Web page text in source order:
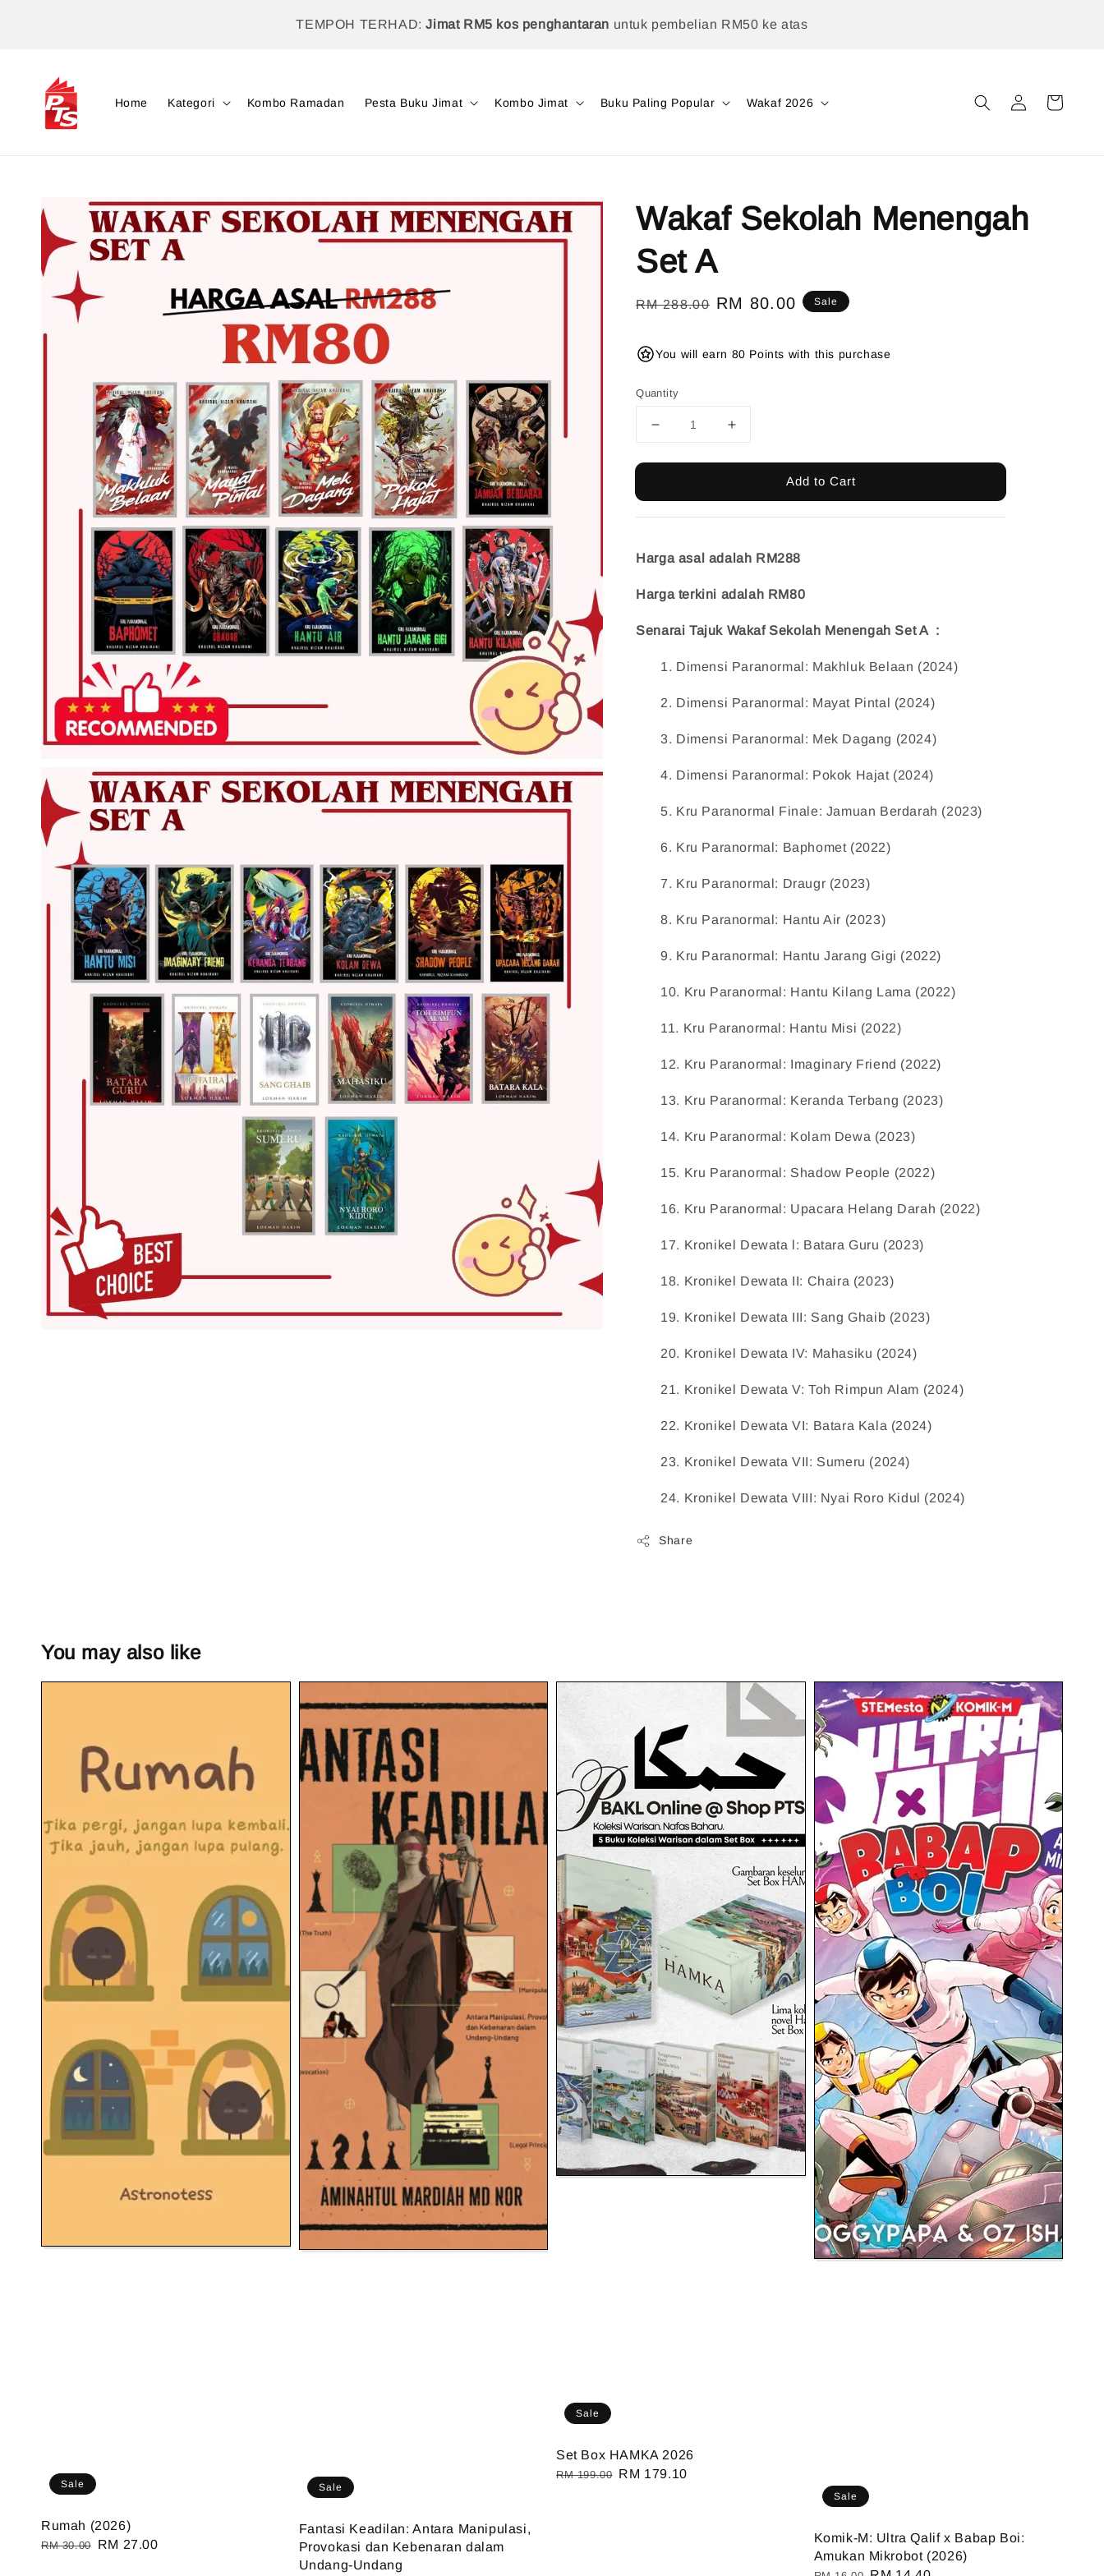
TEMPOH TERHAD:Jimat RM5 kos penghantaran untuk pembelian RM50 ke atas
Home Kategori Kombo Ramadan Pesta Buku Jimat Kombo Jimat Buku Paling Popular Wakaf 2026
Wakaf Sekolah Menengah
Set A
Regular
RM 288.00 Sale
RM 80.00 Sale
You will earn 80 Points with this purchase
Quantity
Add to Cart
Harga asal adalah RM288
Harga terkini adalah RM80
Senarai Tajuk Wakaf Sekolah Menengah Set A :
1. Dimensi Paranormal: Makhluk Belaan (2024)
2. Dimensi Paranormal: Mayat Pintal (2024)
3. Dimensi Paranormal: Mek Dagang (2024)
4. Dimensi Paranormal: Pokok Hajat (2024)
5. Kru Paranormal Finale: Jamuan Berdarah (2023)
6. Kru Paranormal: Baphomet (2022)
7. Kru Paranormal: Draugr (2023)
8. Kru Paranormal: Hantu Air (2023)
9. Kru Paranormal: Hantu Jarang Gigi (2022)
10. Kru Paranormal: Hantu Kilang Lama (2022)
11. Kru Paranormal: Hantu Misi (2022)
12. Kru Paranormal: Imaginary Friend (2022)
13. Kru Paranormal: Keranda Terbang (2023)
14. Kru Paranormal: Kolam Dewa (2023)
15. Kru Paranormal: Shadow People (2022)
16. Kru Paranormal: Upacara Helang Darah (2022)
17. Kronikel Dewata l: Batara Guru (2023)
18. Kronikel Dewata II: Chaira (2023)
19. Kronikel Dewata III: Sang Ghaib (2023)
20. Kronikel Dewata IV: Mahasiku (2024)
21. Kronikel Dewata V: Toh Rimpun Alam (2024)
22. Kronikel Dewata VI: Batara Kala (2024)
23. Kronikel Dewata VII: Sumeru (2024)
24. Kronikel Dewata VIII: Nyai Roro Kidul (2024)
Share
You may also like
Sale
Rumah (2026)
Regular
RM 30.00
Sale
RM 27.00
Sale
Fantasi Keadilan: Antara Manipulasi,
Provokasi dan Kebenaran dalam
Undang-Undang
Sale
Set Box HAMKA 2026
Regular
RM 199.00
Sale
RM 179.10
Sale
Komik-M: Ultra Qalif x Babap Boi:
Amukan Mikrobot (2026)